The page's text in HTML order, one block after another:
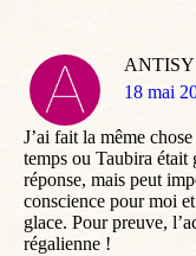
dit
18 mai
J’ai fait la même
temps ou Taubira était
réponse, mais peut
conscience pour moi
glace. Pour preuve,
régalienne !